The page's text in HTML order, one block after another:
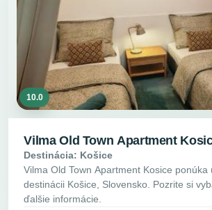
10.0
Vilma Old Town Apartment
Destinácia: Košice
Vilma Old Town Apartment Kosice ponúka
destinácii Košice, Slovensko. Pozrite si
ďalšie informácie.